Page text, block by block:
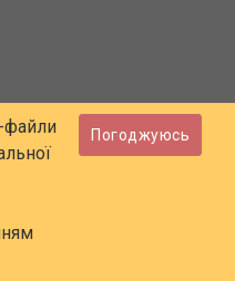
файли
Погоджуюсь